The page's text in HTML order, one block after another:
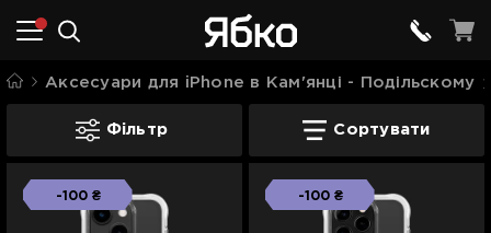
Аксесуари для iPhone в Кам'янці - Подільскому
Чохли Laut в Кам'янці - Подільскому
Фільтр Сортувати
-100 ₴ -100 ₴